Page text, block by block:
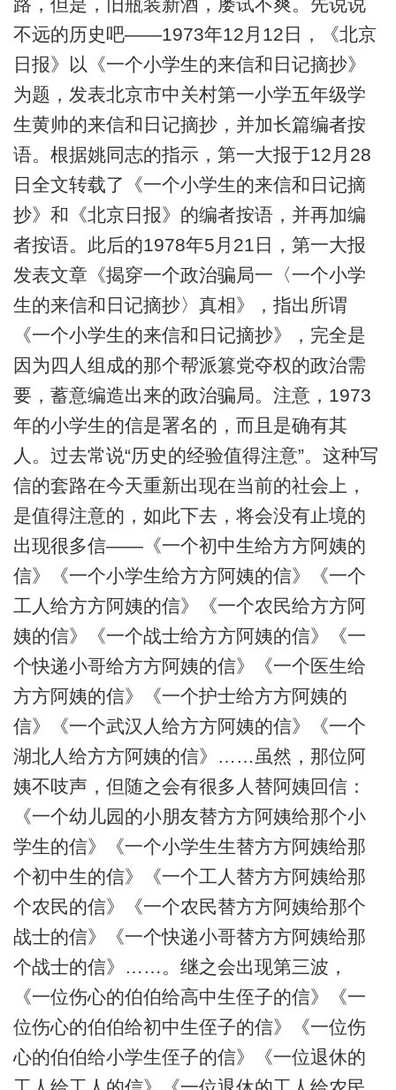
不远的历史吧——1973年12月12日，《北京
日报》以《一个小学生的来信和日记摘抄》
为题，发表北京市中关村第一小学五年级学
生黄帅的来信和日记摘抄，并加长篇编者按
语。根据姚同志的指示，第一大报于12月28
日全文转载了《一个小学生的来信和日记摘
抄》和《北京日报》的编者按语，并再加编
者按语。此后的1978年5月21日，第一大报
发表文章《揭穿一个政治骗局一〈一个小学
生的来信和日记摘抄〉真相》，指出所谓
《一个小学生的来信和日记摘抄》，完全是
因为四人组成的那个帮派篡党夺权的政治需
要，蓄意编造出来的政治骗局。注意，1973
年的小学生的信是署名的，而且是确有其
人。过去常说“历史的经验值得注意”。这种写
信的套路在今天重新出现在当前的社会上，
是值得注意的，如此下去，将会没有止境的
出现很多信——《一个初中生给方方阿姨的
信》《一个小学生给方方阿姨的信》《一个
工人给方方阿姨的信》《一个农民给方方阿
姨的信》《一个战士给方方阿姨的信》《一
个快递小哥给方方阿姨的信》《一个医生给
方方阿姨的信》《一个护士给方方阿姨的
信》《一个武汉人给方方阿姨的信》《一个
湖北人给方方阿姨的信》……虽然，那位阿
姨不吱声，但随之会有很多人替阿姨回信：
《一个幼儿园的小朋友替方方阿姨给那个小
学生的信》《一个小学生生替方方阿姨给那
个初中生的信》《一个工人替方方阿姨给那
个农民的信》《一个农民替方方阿姨给那个
战士的信》《一个快递小哥替方方阿姨给那
个战士的信》……。继之会出现第三波，
《一位伤心的伯伯给高中生侄子的信》《一
位伤心的伯伯给初中生侄子的信》《一位伤
心的伯伯给小学生侄子的信》《一位退休的